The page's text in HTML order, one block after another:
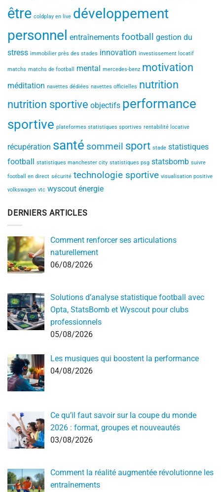
être coldplay en live développement
personnel
entraînements football gestion du
stress immobilier près des stades innovation investissement locatif
matchs matchs de football mental mercedes-benz motivation
méditation navettes dédiées navettes officielles nutrition
nutrition sportive objectifs performance
sportive plateformes statistiques sportives rentabilité locative
récupération santé sommeil sport stade statistiques
football
statistiques manchester city statistiques psg statsbomb suivre
football en direct sécurité technologie sportive visualisation positive
volkswagen vtc wyscout énergie
DERNIERS ARTICLES
Comment renforcer ses articulations
naturellement
06/08/2026
Solutions d’analyse statistique football avec
Opta, StatsBomb et Wyscout pour clubs
professionnels
05/08/2026
Les musiques qui boostent la performance
04/08/2026
Ce qu’il faut savoir sur la coupe du monde
2026 : format, groupes et nouveautés
03/08/2026
Comment la réalité augmentée révolutionne les
entraînements